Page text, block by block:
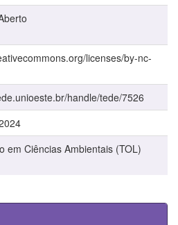
licenses/by-nc-
handle/tede/7526
em Ciências Ambientais (TOL)